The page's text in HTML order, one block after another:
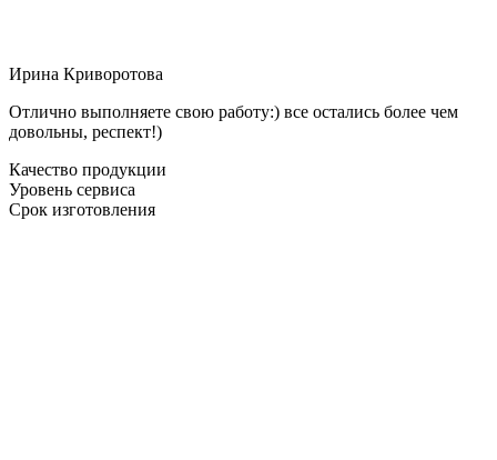
Ирина Криворотова
Отлично выполняете свою работу:) все остались более чем
довольны, респект!)
Качество продукции
Уровень сервиса
Срок изготовления